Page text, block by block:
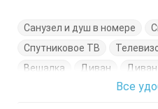
Санузел и душ в номере
Спутниковое ТВ
Вешалка
Диван
Журнальный столикВсе